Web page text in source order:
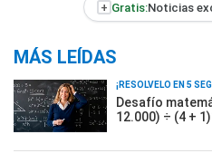
+ Gratis:Noticias
MÁS LEÍDAS
¡RESOLVELO EN 5
Desafío
12.000) ÷ (4 +